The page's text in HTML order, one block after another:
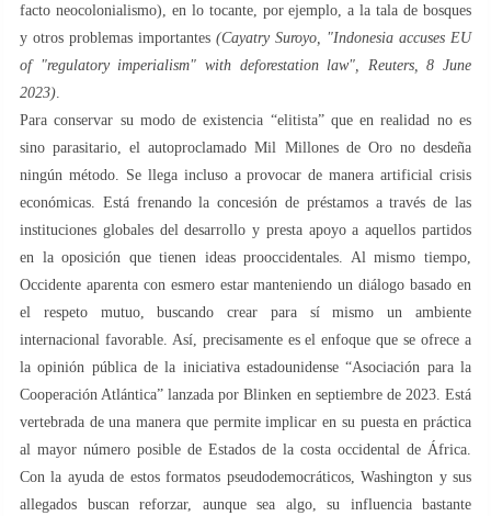
facto neocolonialismo), en lo tocante, por ejemplo, a la tala de bosques
y otros problemas importantes (Cayatry Suroyo, "Indonesia accuses EU
of "regulatory imperialism" with deforestation law", Reuters, 8 June
2023)
Para conservar su modo de existencia “elitista” que en realidad no es
sino parasitario, el autoproclamado Mil Millones de Oro no desdeña
ningún método. Se llega incluso a provocar de manera artificial crisis
económicas. Está frenando la concesión de préstamos a través de las
instituciones globales del desarrollo y presta apoyo a aquellos partidos
en la oposición que tienen ideas prooccidentales. Al mismo tiempo,
Occidente aparenta con esmero estar manteniendo un diálogo basado en
el respeto mutuo, buscando crear para sí mismo un ambiente
internacional favorable. Así, precisamente es el enfoque que se ofrece a
la opinión pública de la iniciativa estadounidense “Asociación para la
Cooperación Atlántica” lanzada por Blinken en septiembre de 2023. Está
vertebrada de una manera que permite implicar en su puesta en práctica
al mayor número posible de Estados de la costa occidental de África.
Con la ayuda de estos formatos pseudodemocráticos, Washington y sus
allegados buscan reforzar, aunque sea algo, su influencia bastante